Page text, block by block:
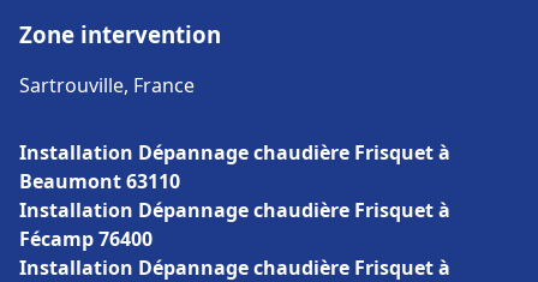
Zone intervention
Sartrouville, France
Installation Dépannage chaudière Frisquet à
Beaumont 63110
Installation Dépannage chaudière Frisquet à
Fécamp 76400
Installation Dépannage chaudière Frisquet à